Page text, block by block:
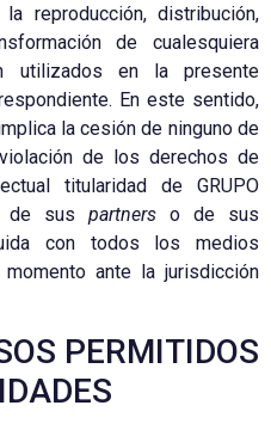
reproducción, distribución,
de cualesquiera
utilizados en la presente
En este sentido,
la cesión de ninguno de
de los derechos de
titularidad de GRUPO
de sus partnerso de sus
con todos los medios
ante la jurisdicción
PERMITIDOS